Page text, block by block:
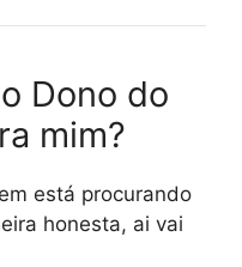
Dono do
mim?
está procurando
honesta, ai vai